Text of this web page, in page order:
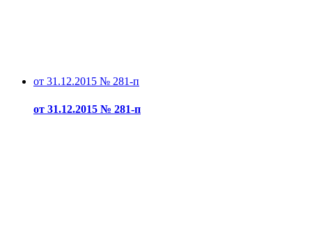
от 31.12.2015 № 281-п
от 31.12.2015 № 281-п